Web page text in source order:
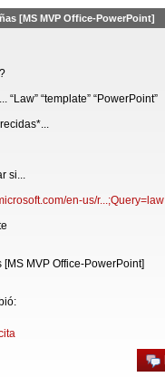
[MS MVP Office-PowerPoint]
“Law” “template” “PowerPoint”
si...
en-us/r...;Query=law
[MS MVP Office-PowerPoint]